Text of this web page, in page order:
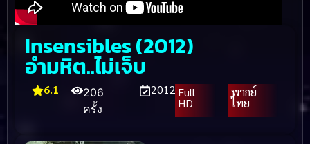
Insensibles (2012)
อำมหิต..ไม่เจ็บ
6.1
206
ครั้ง
2012 Full
HD
พากย์
ไทย